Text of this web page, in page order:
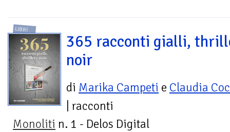
LIBRI
365 racconti gialli,
noir
di Marika Campeti e Claudia
| racconti
Monoliti n. 1 - Delos Digital